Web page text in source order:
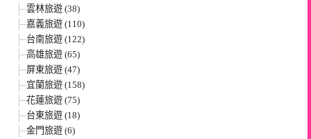
雲林旅遊 (38)
嘉義旅遊 (110)
台南旅遊 (122)
高雄旅遊 (65)
屏東旅遊 (47)
宜蘭旅遊 (158)
花蓮旅遊 (75)
台東旅遊 (18)
金門旅遊 (6)